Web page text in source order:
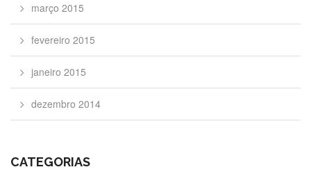
março 2015
fevereiro 2015
janeiro 2015
dezembro 2014
CATEGORIAS